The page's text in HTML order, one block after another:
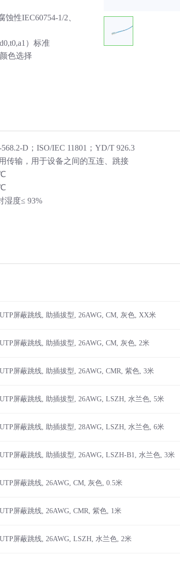
性IEC60754-1/2、
）标准
色选择
D；ISO/IEC 11801；YD/T 926.3
传输，用于设备之间的互连、跳接
湿度≤ 93%
屏蔽跳线, 助插拔型, 26AWG, CM, 灰色, XX米
屏蔽跳线, 助插拔型, 26AWG, CM, 灰色, 2米
屏蔽跳线, 助插拔型, 26AWG, CMR, 紫色, 3米
屏蔽跳线, 助插拔型, 26AWG, LSZH, 水兰色, 5米
屏蔽跳线, 助插拔型, 28AWG, LSZH, 水兰色, 6米
屏蔽跳线, 助插拔型, 26AWG, LSZH-B1, 水兰色, 3米
屏蔽跳线, 26AWG, CM, 灰色, 0.5米
屏蔽跳线, 26AWG, CMR, 紫色, 1米
屏蔽跳线, 26AWG, LSZH, 水兰色, 2米